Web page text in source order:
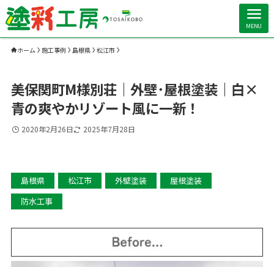
MENU
ホーム 施工事例 島根県 松江市
美保関町M様別荘｜外壁･屋根塗装｜白×
青の爽やかリゾート風に一新！
2020年2月26日 2025年7月28日
島根県 松江市 外壁塗装
屋根塗装
防水工事